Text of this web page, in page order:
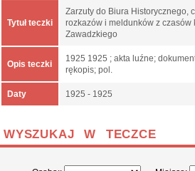
Tytuł teczki
Zarzuty do Biura Historycznego,
rozkazów i meldunków z czasów
Zawadzkiego
Opis teczki
1925 1925 ; akta luźne;
rękopis; pol.
Daty 1925 - 1925
WYSZUKAJ W TECZCE